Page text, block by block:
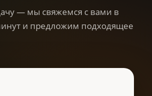
— мы свяжемся с вами в
и предложим подходящее